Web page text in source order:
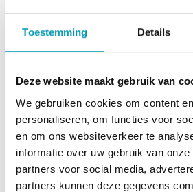
Toestemming Details
Deze website maakt gebruik van
We gebruiken cookies om content
personaliseren, om functies voor
en om ons websiteverkeer te
informatie over uw gebruik van
partners voor social media,
partners kunnen deze gegevens
Dit maakt Alka® Crème extra
Tip… Bespaar geld en ruimte
voortaan nog maar één crème mee
lichaam en handen. Dat scheelt
ruimte in je badkamer of toilettas,
tijdens het reizen. Of je nu op
werk of naar de sportschool – met
Crème ben je altijd goed